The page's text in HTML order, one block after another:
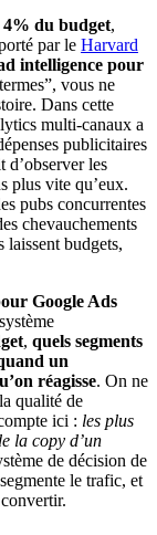
4% du budget,
par le Harvard
intelligence pour
vous ne
Dans cette
multi-canaux a
publicitaires
d’observer les
plus vite qu’eux.
pubs concurrentes
chevauchements
laissent budgets,
Google Ads
, quels segments
un
réagisse. On ne
qualité de
ici : les plus
la copy d’un
de décision de
le trafic, et